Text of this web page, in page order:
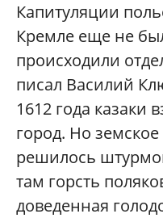
Капитуляции
Кремле еще не
происходили
писал Василий
1612 года казаки
город. Но
решилось
там горсть
доведенная